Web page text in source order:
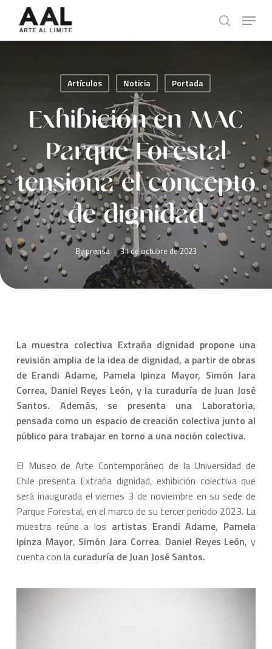
main
search
Menu
Artículos Noticia Portada
Exhibición en MAC
Parque Forestal
tensiona el concepto
de dignidad
Byprensa 31 de octubre de 2023
La muestra colectiva Extraña dignidad propone una
revisión amplia de la idea de dignidad, a partir de obras
de Erandi Adame, Pamela Ipinza Mayor, Simón Jara
Correa, Daniel Reyes León, y la curaduría de Juan José
Santos. Además, se presenta una Laboratoria,
pensada como un espacio de creación colectiva junto al
público para trabajar en torno a una noción colectiva.
El Museo de Arte Contemporáneo de la Universidad de
Chile presenta Extraña dignidad, exhibición colectiva que
será inaugurada el viernes 3 de noviembre en su sede de
Parque Forestal, en el marco de su tercer periodo 2023. La
muestra reúne a los artistas Erandi Adame, Pamela
Ipinza Mayor, Simón Jara Correa, Daniel Reyes León, y
cuenta con la curaduría de Juan José Santos.